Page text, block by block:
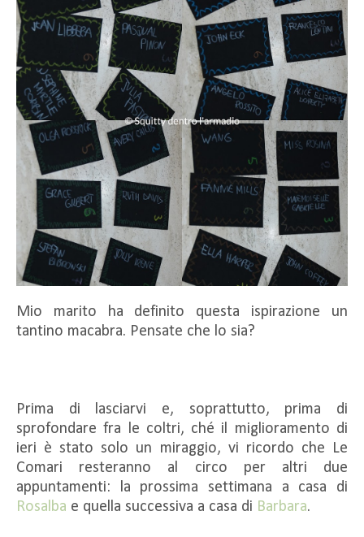
Mio marito ha definito questa ispirazione un
tantino macabra. Pensate che lo sia?
Prima di lasciarvi e, soprattutto, prima di
sprofondare fra le coltri, ché il miglioramento di
ieri è stato solo un miraggio, vi ricordo che Le
Comari resteranno al circo per altri due
appuntamenti: la prossima settimana a casa di
Rosalba e quella successiva a casa di Barbara.